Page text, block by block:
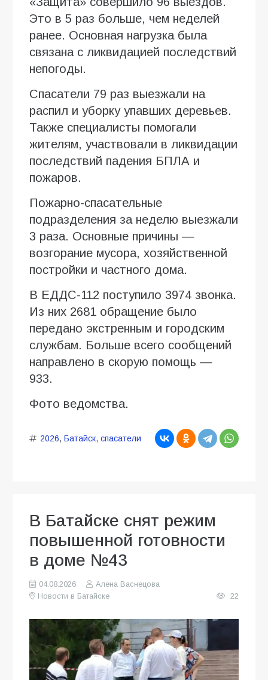
Это в 5 раз больше, чем неделей
ранее. Основная нагрузка была
связана с ликвидацией последствий
непогоды.
Спасатели 79 раз выезжали на
распил и уборку упавших деревьев.
Также специалисты помогали
жителям, участвовали в ликвидации
последствий падения БПЛА и
пожаров.
Пожарно-спасательные
подразделения за неделю выезжали
3 раза. Основные причины —
возгорание мусора, хозяйственной
постройки и частного дома.
В ЕДДС-112 поступило 3974 звонка.
Из них 2681 обращение было
передано экстренным и городским
службам. Больше всего сообщений
направлено в скорую помощь —
933.
Фото ведомства.
2026, Батайск, спасатели
В Батайске снят режим
повышенной готовности
в доме №43
04.08.2026
Алена Васнецова
Новости в Батайске
22